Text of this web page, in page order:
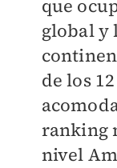
que
global y
de los
ranking
nivel